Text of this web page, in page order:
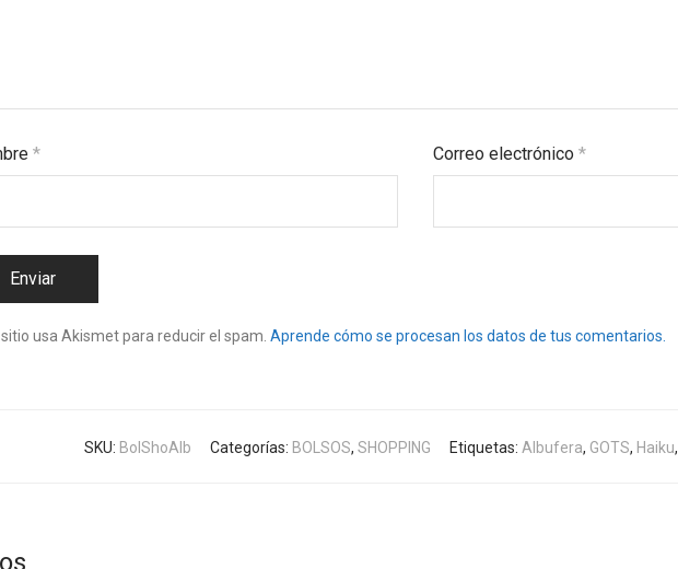
* Correo electrónico*
sitio usa Akismet para reducir el spam. Aprende cómo se procesan los datos de tus comentarios.
SKU: BolShoAlb Categorías: BOLSOS, SHOPPING Etiquetas: Albufera, GOTS, Haiku,